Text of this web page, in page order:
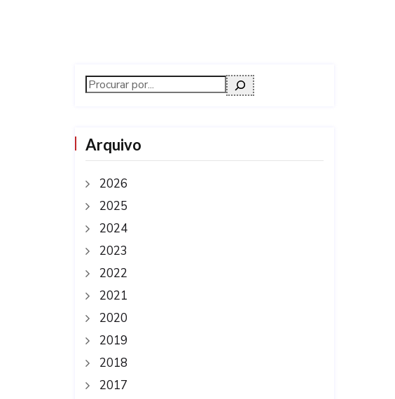
Arquivo
2026
2025
2024
2023
2022
2021
2020
2019
2018
2017